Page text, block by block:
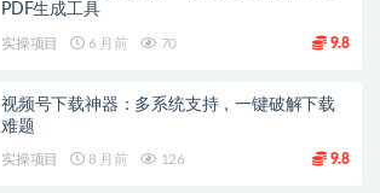
PDF生成工具
实操项目 6 月前 70 9.8
视频号下载神器：多系统支持，一键破解下载
难题
实操项目 8 月前 126 9.8